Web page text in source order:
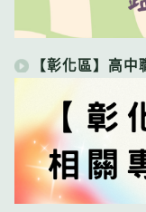
【彰化區】高